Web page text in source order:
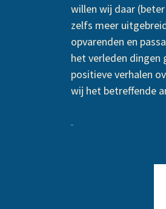
willen wij daar
zelfs meer
opvarenden en
het verleden
positieve verhalen
wij het betreffende